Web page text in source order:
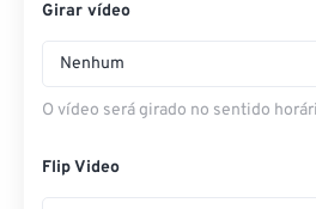
Girar vídeo
Nenhum
O vídeo será girado no sentido
Flip Video